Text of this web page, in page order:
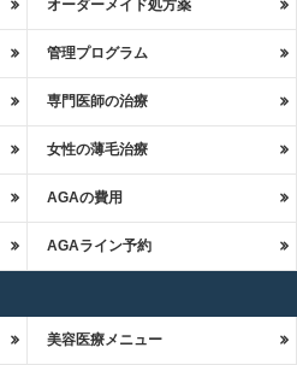
オーダーメイド処方薬
管理プログラム
専門医師の治療
女性の薄毛治療
AGAの費用
AGAライン予約
美容医療メニュー